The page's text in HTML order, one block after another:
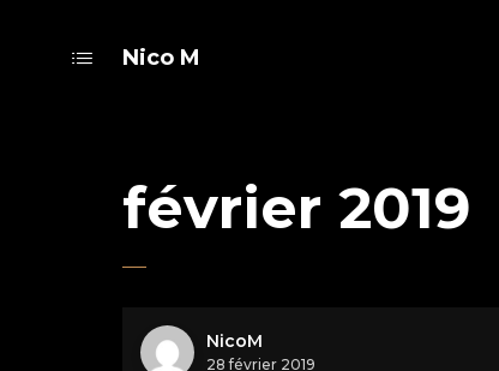
Nico M
février 2019
NicoM
28 février 2019